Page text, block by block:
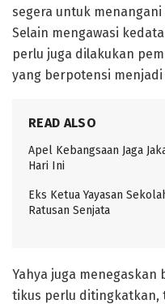
segera untuk
Selain mengawasi
perlu juga dilakukan
yang berpotensi
READ ALSO
Apel Kebangsaan Jaga
Hari Ini
Eks Ketua Yayasan
Ratusan Senjata
Yahya juga
tikus perlu ditingkatkan,